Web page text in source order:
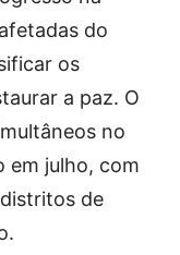
do
os
a paz. O
no
em julho, com
de